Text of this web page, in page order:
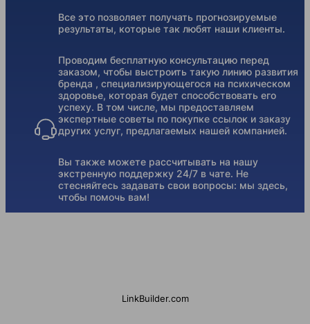
Все это позволяет получать прогнозируемые
результаты, которые так любят наши клиенты.
Проводим бесплатную консультацию перед
заказом, чтобы выстроить такую линию развития
бренда , специализирующегося на психическом
здоровье, которая будет способствовать его
успеху. В том числе, мы предоставляем
экспертные советы по покупке ссылок и заказу
других услуг, предлагаемых нашей компанией.
Вы также можете рассчитывать на нашу
экстренную поддержку 24/7 в чате. Не
стесняйтесь задавать свои вопросы: мы здесь,
чтобы помочь вам!
LinkBuilder.com